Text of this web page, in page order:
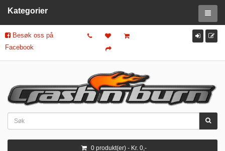
Besøk oss på
Facebook
0 produkt(er) - Kr. 0,-
Kategorier